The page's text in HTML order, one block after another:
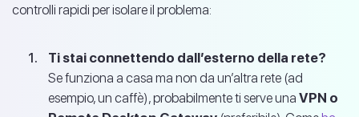
controlli rapidi per isolare il problema:
Ti stai connettendo dall’esterno della rete?
Se funziona a casa ma non da un’altra rete (ad
esempio, un caffè), probabilmente ti serve una VPN o